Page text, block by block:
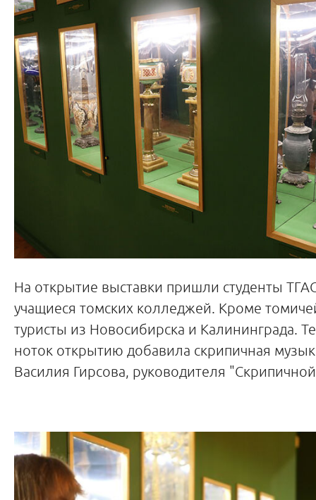
На открытие выставки пришли студенты
учащиеся томских колледжей. Кроме
туристы из Новосибирска и Калининграда.
ноток открытию добавила скрипичная
Василия Гирсова, руководителя